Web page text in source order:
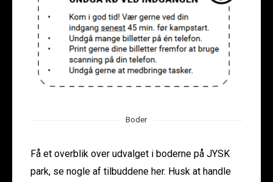
Boder
Få et overblik over udvalget i boderne på JYSK
park, se nogle af tilbuddene her. Husk at handle